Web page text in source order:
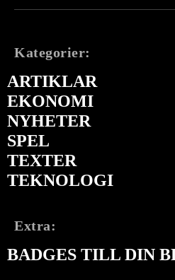
Kategorier:
ARTIKLAR
EKONOMI
NYHETER
SPEL
TEXTER
TEKNOLOGI
Extra:
BADGES TILL DIN